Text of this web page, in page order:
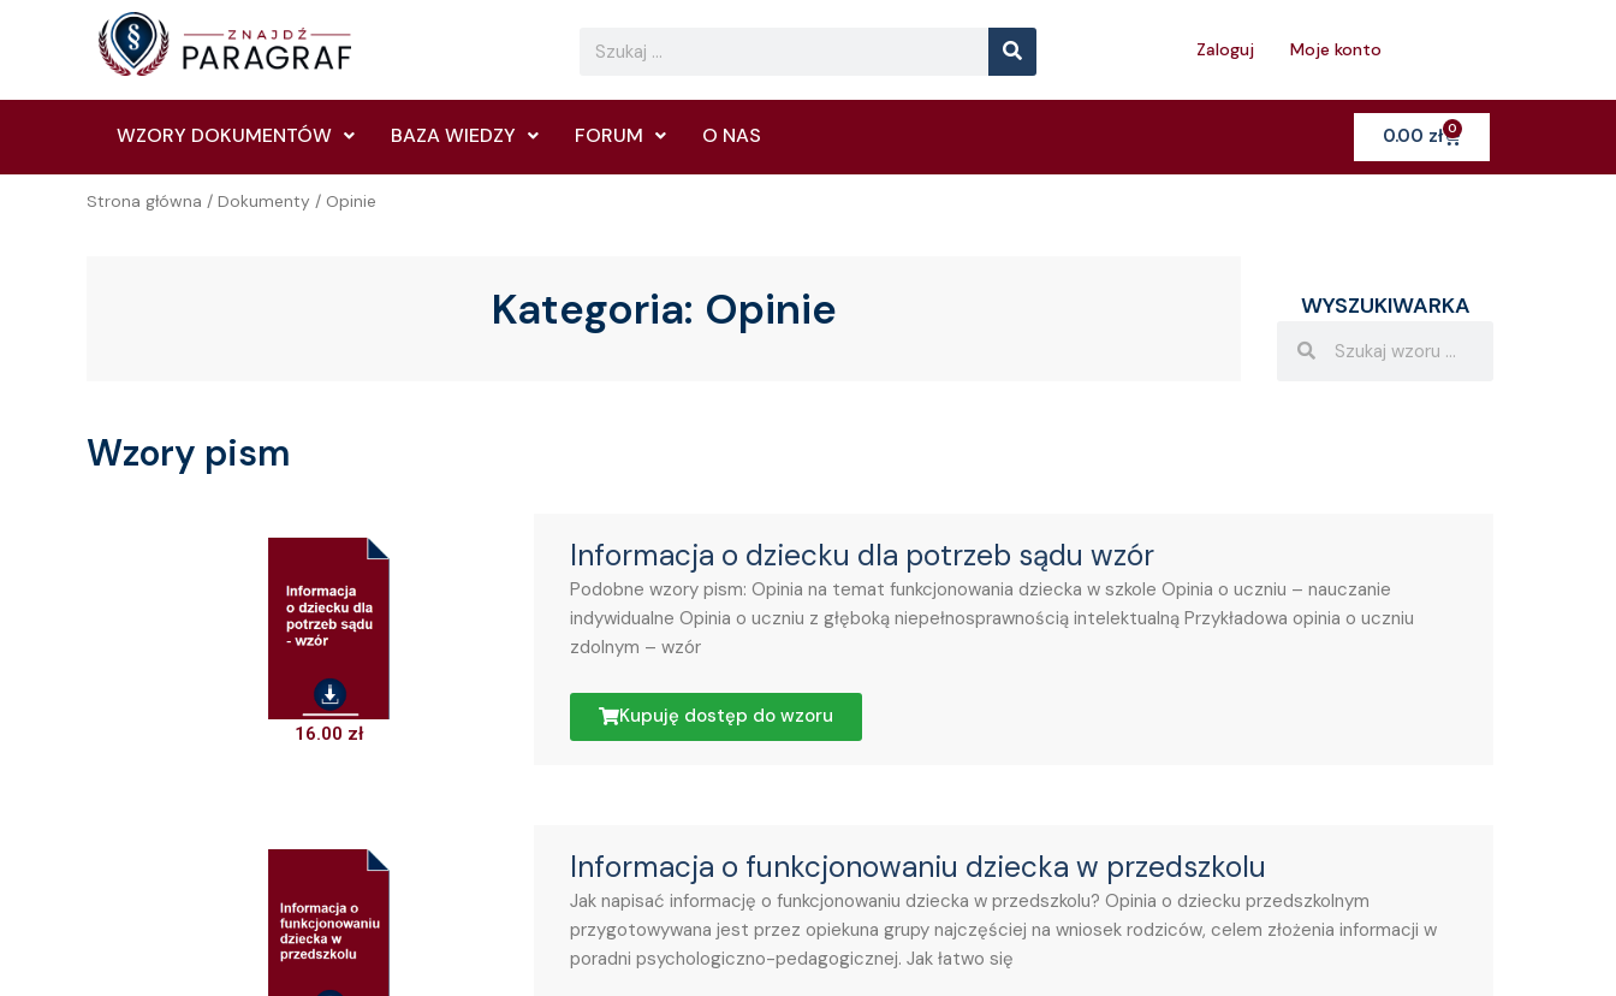
Search Search
Zaloguj Moje konto
WZORY DOKUMENTÓW BAZA WIEDZY FORUM O NAS 0.00 zł 0Cart
Strona główna / Dokumenty / Opinie
Kategoria: Opinie WYSZUKIWARKA
Wzory pism
16.00 zł
Informacja o dziecku dla potrzeb sądu wzór
Podobne wzory pism: Opinia na temat funkcjonowania dziecka w szkole Opinia o uczniu – nauczanie
indywidualne Opinia o uczniu z głęboką niepełnosprawnością intelektualną Przykładowa opinia o uczniu
zdolnym – wzór
Kupuję dostęp do wzoru
Informacja o funkcjonowaniu dziecka w przedszkolu
Jak napisać informację o funkcjonowaniu dziecka w przedszkolu? Opinia o dziecku przedszkolnym
przygotowywana jest przez opiekuna grupy najczęściej na wniosek rodziców, celem złożenia informacji w
poradni psychologiczno-pedagogicznej. Jak łatwo się